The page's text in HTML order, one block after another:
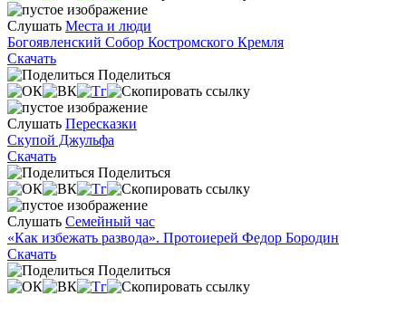
Слушать Места и люди
Богоявленский Собор Костромского Кремля
Скачать
Поделиться
Слушать Пересказки
Скупой Джульфа
Скачать
Поделиться
Слушать Семейный час
«Как избежать развода». Протоиерей Федор Бородин
Скачать
Поделиться